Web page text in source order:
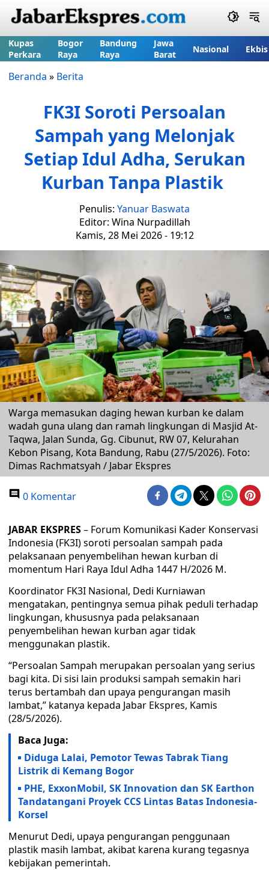
Kupas
Perkara
Bogor
Raya
Bandung
Raya
Jawa
Barat
Nasional Ekbis
Beranda » Berita
FK3I Soroti Persoalan
Sampah yang Melonjak
Setiap Idul Adha, Serukan
Kurban Tanpa Plastik
Penulis: Yanuar Baswata
Editor: Wina Nurpadillah
Kamis, 28 Mei 2026 - 19:12
Warga memasukan daging hewan kurban ke dalam
wadah guna ulang dan ramah lingkungan di Masjid At-
Taqwa, Jalan Sunda, Gg. Cibunut, RW 07, Kelurahan
Kebon Pisang, Kota Bandung, Rabu (27/5/2026). Foto:
Dimas Rachmatsyah / Jabar Ekspres
0 Komentar
JABAR EKSPRES– Forum Komunikasi Kader Konservasi
Indonesia (FK3I) soroti persoalan sampah pada
pelaksanaan penyembelihan hewan kurban di
momentum Hari Raya Idul Adha 1447 H/2026 M.
Koordinator FK3I Nasional, Dedi Kurniawan
mengatakan, pentingnya semua pihak peduli terhadap
lingkungan, khususnya pada pelaksanaan
penyembelihan hewan kurban agar tidak
menggunakan plastik.
“Persoalan Sampah merupakan persoalan yang serius
bagi kita. Di sisi lain produksi sampah semakin hari
terus bertambah dan upaya pengurangan masih
lambat,” katanya kepada Jabar Ekspres, Kamis
(28/5/2026).
Baca Juga:
Diduga Lalai, Pemotor Tewas Tabrak Tiang
Listrik di Kemang Bogor
PHE, ExxonMobil, SK Innovation dan SK Earthon
Tandatangani Proyek CCS Lintas Batas Indonesia-
Korsel
Menurut Dedi, upaya pengurangan penggunaan
plastik masih lambat, akibat karena kurang tegasnya
kebijakan pemerintah.